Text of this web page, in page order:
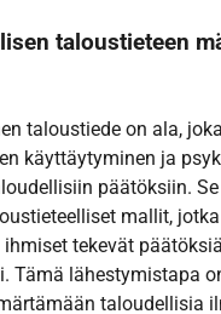
taloustieteen
taloustiede on ala,
käyttäytyminen ja
päätöksiin.
mallit,
tekevät
Tämä lähestymistapa
taloudellisia